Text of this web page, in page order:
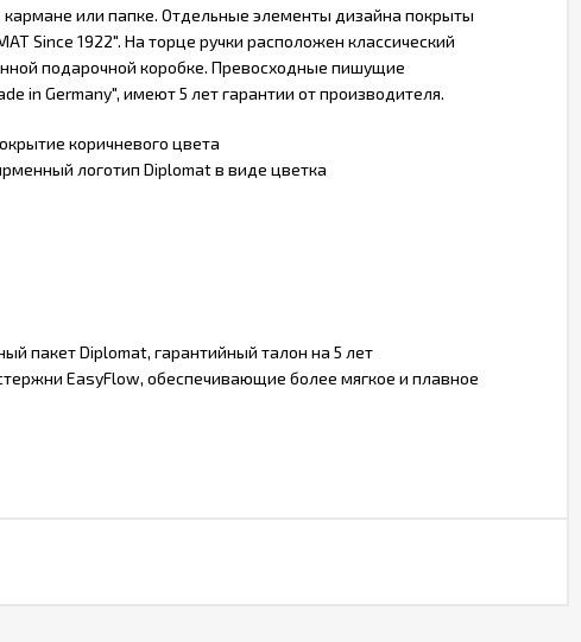
или папке. Отдельные элементы дизайна покрыты
Since 1922". На торце ручки расположен классический
подарочной коробке. Превосходные пишущие
in Germany", имеют 5 лет гарантии от производителя.
коричневого цвета
логотип Diplomat в виде цветка
пакет Diplomat, гарантийный талон на 5 лет
EasyFlow, обеспечивающие более мягкое и плавное